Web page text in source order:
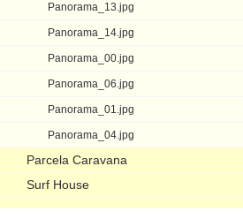
Panorama_13.jpg
Panorama_14.jpg
Panorama_00.jpg
Panorama_06.jpg
Panorama_01.jpg
Panorama_04.jpg
Parcela Caravana
Surf House